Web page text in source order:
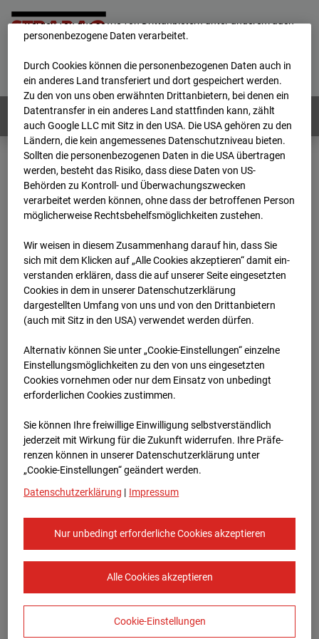
Deutsch / English
Webcams: Alle Länder
Home
Österreich
BC-181 - BV-Meischlgasse Bpl 5B – 96WE - Cam 2
Archiv
2026 07 08 14:15
BC-181 - BV-
Meischlgasse Bpl 5B –
96WE - Cam 2
Meischlgasse 32, 1230 Wien
Zur Übersicht
Europe/Vienna
werden von uns sowie von Drittanbietern unter anderem auch
personenbezogene Daten verarbeitet.
Durch Cookies können die personenbezogenen Daten auch in
ein anderes Land transferiert und dort gespeichert werden.
Zu den von uns oben erwähnten Drittanbietern, bei denen ein
Datentransfer in ein anderes Land stattfinden kann, zählt
auch Google LLC mit Sitz in den USA. Die USA gehören zu den
Ländern, die kein angemessenes Datenschutzniveau bieten.
Sollten die personenbezogenen Daten in die USA übertragen
werden, besteht das Risiko, dass diese Daten von US-
Behörden zu Kontroll- und Überwachungszwecken
verarbeitet werden können, ohne dass der betroffenen Person
möglicherweise Rechtsbehelfsmöglichkeiten zustehen.
Wir weisen in diesem Zusammenhang darauf hin, dass Sie
sich mit dem Klicken auf „Alle Cookies akzeptieren“ damit ein­
ver­standen erklären, dass die auf unserer Seite eingesetzten
Cookies in dem in unserer Datenschutzerklärung
dargestellten Umfang von uns und von den Drittanbietern
(auch mit Sitz in den USA) verwendet werden dürfen.
Alternativ können Sie unter „Cookie-Einstellungen“ einzelne
Einstellungsmöglichkeiten zu den von uns eingesetzten
Cookies vornehmen oder nur dem Einsatz von unbedingt
erforderlichen Cookies zustimmen.
Sie können Ihre freiwillige Einwilligung selbstverständlich
jederzeit mit Wirkung für die Zukunft widerrufen. Ihre Prä­fe­
renzen können in unserer Datenschutzerklärung unter
„Cookie-Einstellungen“ geändert werden.
Datenschutzerklärung | Impressum
Nur unbedingt erforderliche Cookies akzeptieren
Alle Cookies akzeptieren
Cookie-Einstellungen